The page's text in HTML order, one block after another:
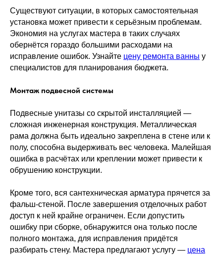
Существуют ситуации, в которых самостоятельная
установка может привести к серьёзным проблемам.
Экономия на услугах мастера в таких случаях
обернётся гораздо большими расходами на
исправление ошибок. Узнайте цену ремонта ванны у
специалистов для планирования бюджета.
Монтаж подвесной системы
Подвесные унитазы со скрытой инсталляцией —
сложная инженерная конструкция. Металлическая
рама должна быть идеально закреплена в стене или к
полу, способна выдерживать вес человека. Малейшая
ошибка в расчётах или креплении может привести к
обрушению конструкции.
Кроме того, вся сантехническая арматура прячется за
фальш-стеной. После завершения отделочных работ
доступ к ней крайне ограничен. Если допустить
ошибку при сборке, обнаружится она только после
полного монтажа, для исправления придётся
разбирать стену. Мастера предлагают услугу — цена